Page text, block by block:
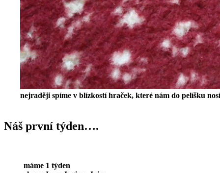
nejraději spíme v blízkostí hraček, které nám do pelíšku
Náš první týden….
máme 1 týden